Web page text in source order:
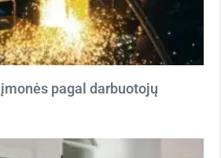
pagal darbuotojų